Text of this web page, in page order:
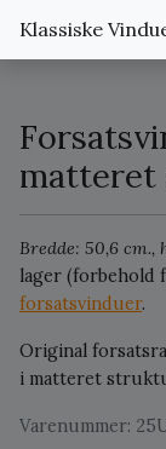
Klassiske
matteret
Bredde: 50,6 cm.,
lager (forbehold
forsatsvinduer.
Original
i matteret
Varenummer: